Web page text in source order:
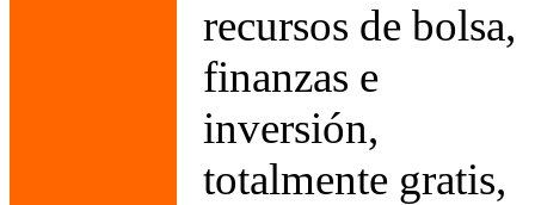
recursos de bolsa,
finanzas e
inversión,
totalmente gratis,